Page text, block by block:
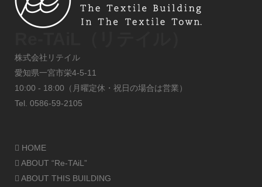
株式会社リテイル
愛知県一宮市栄4-5-11
10:00 - 18:00（月曜定休・祝日の場合は営業）
Tel. 0586-59-2105
HOME
ABOUT “Re-TAiL”
ABOUT THIS BUILDING